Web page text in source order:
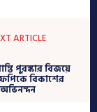
ARTICLE
পুরস্কার বিজয়ে
বিকাশের
অভিনন্দন